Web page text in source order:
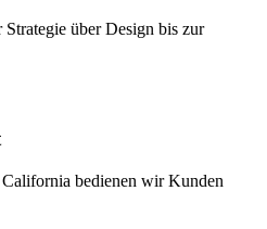
über Design bis zur
bedienen wir Kunden